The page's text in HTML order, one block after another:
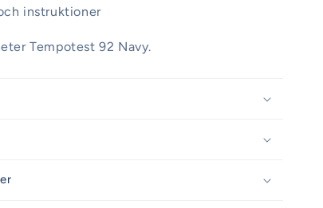
instruktioner
Tempotest 92 Navy.